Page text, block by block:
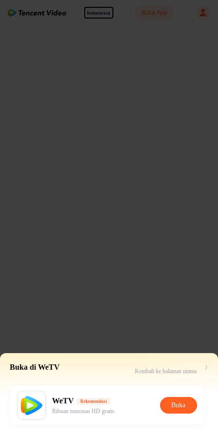
Indonesia Buka App
Buka di WeTV Kembali ke halaman utama
WeTV Rekomendasi
Ribuan tontonan HD gratis
Buka